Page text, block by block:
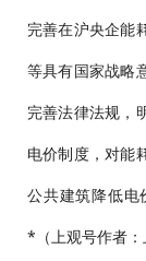
完善在沪央企能
等具有国家战略
完善法律法规，
电价制度，对能
公共建筑降低电
*（上观号作者：